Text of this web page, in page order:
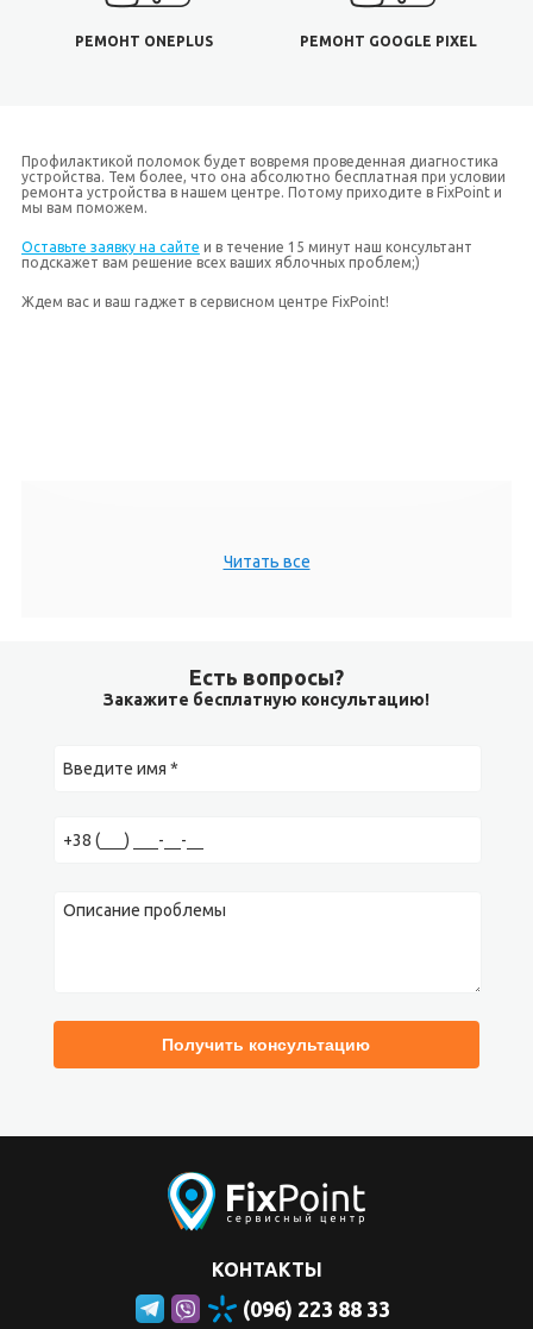
РЕМОНТ ONEPLUS РЕМОНТ GOOGLE PIXEL
Профилактикой поломок будет вовремя проведенная диагностика
устройства. Тем более, что она абсолютно бесплатная при условии
ремонта устройства в нашем центре. Потому приходите в FixPoint и
мы вам поможем.
Оставьте заявку на сайте и в течение 15 минут наш консультант
подскажет вам решение всех ваших яблочных проблем;)
Ждем вас и ваш гаджет в сервисном центре FixPoint!
Читать все
Есть вопросы?
Закажите бесплатную консультацию!
КОНТАКТЫ
(096) 223 88 33